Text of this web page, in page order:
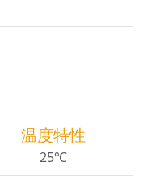
温度特性
25℃